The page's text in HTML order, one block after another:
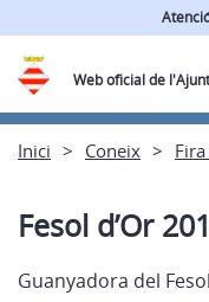
Web oficial de
Inici Coneix
Fesol d’Or
Guanyadora del